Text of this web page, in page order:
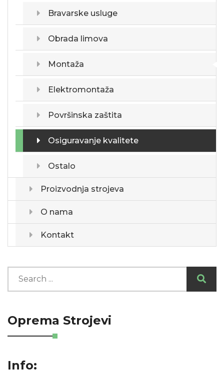
Bravarske usluge
Obrada limova
Montaža
Elektromontaža
Površinska zaštita
Osiguravanje kvalitete
Ostalo
Proizvodnja strojeva
O nama
Kontakt
Oprema Strojevi
Info: